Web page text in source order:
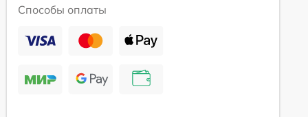
Способы оплаты